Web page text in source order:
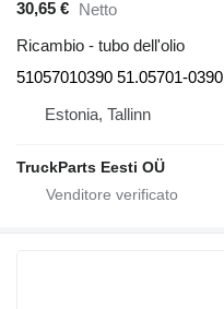
30,65 € Netto
Ricambio - tubo dell'olio
51057010390 51.05701-0390
Estonia, Tallinn
TruckParts Eesti OÜ